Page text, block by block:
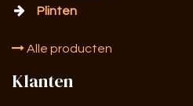
Plinten
Alle producten
Klanten